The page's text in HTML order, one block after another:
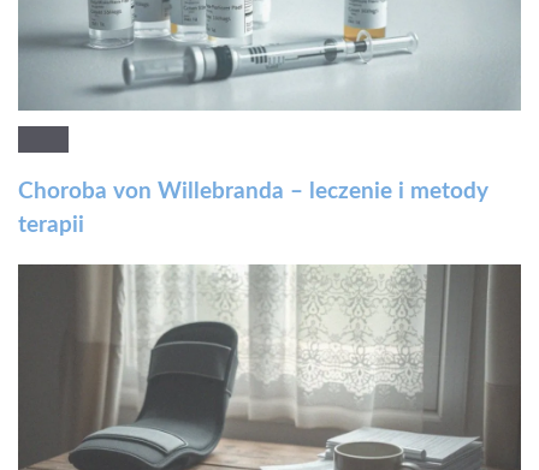
Choroba von Willebranda – leczenie i metody
terapii